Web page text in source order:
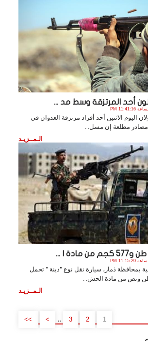
أحد المرتزقة وسط مد ...
اليوم الاثنين أحد أفراد مرتزقة العدوان في
مطلعة إن مسل. .
الـمــزيـد
مادة ا ...
بمحافظة ذمار، سيارة نقل نوع "دينة " تحمل
طن ونص من مادة الحش. .
الـمــزيـد
1
2
3
..
>
>>